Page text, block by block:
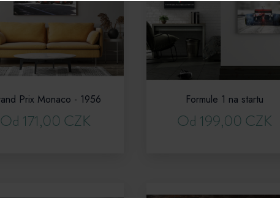
Prix Monaco - 1956
Od 171,00 CZK
Formule 1 na startu
Od 199,00 CZK